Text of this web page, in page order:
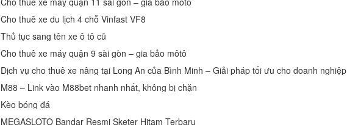
Cho thuê xe du lịch 4 chỗ Vinfast VF8
Thủ tục sang tên xe ô tô cũ
Cho thuê xe máy quận 9 sài gòn – gia bảo môtô
Dịch vụ cho thuê xe nâng tại Long An của Bình Minh – Giải pháp tối ưu cho doanh nghiệp
M88 – Link vào M88bet nhanh nhất, không bị chặn
Kèo bóng đá
MEGASLOTO Bandar Resmi Sketer Hitam Terbaru